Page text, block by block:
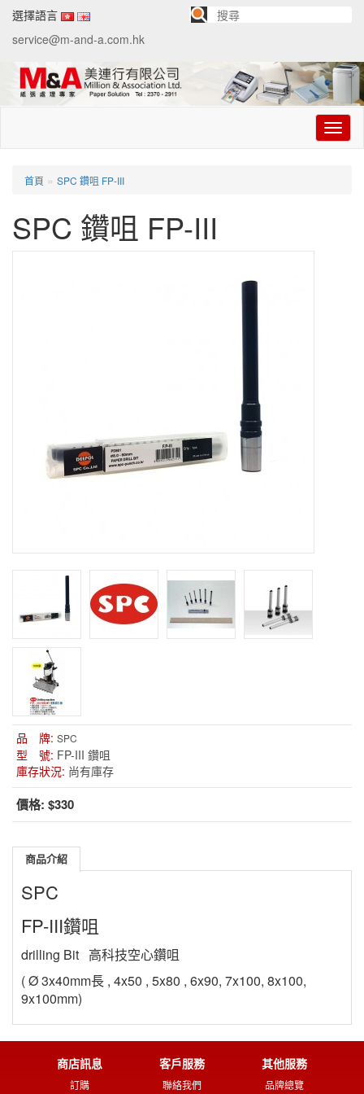
選擇語言
service@m-and-a.com.hk
切
换
首頁 » SPC 鑽咀 FP-III
SPC 鑽咀 FP-III
品 牌: SPC
型 號: FP-III 鑽咀
庫存狀況: 尚有庫存
價格: $330
商品介紹
SPC
FP-III鑽咀
drilling Bit 高科技空心鑽咀
( Ø 3x40mm長 , 4x50 , 5x80 , 6x90, 7x100, 8x100,
9x100mm)
商店訊息
訂購
客戶服務
聯絡我們
其他服務
品牌總覽